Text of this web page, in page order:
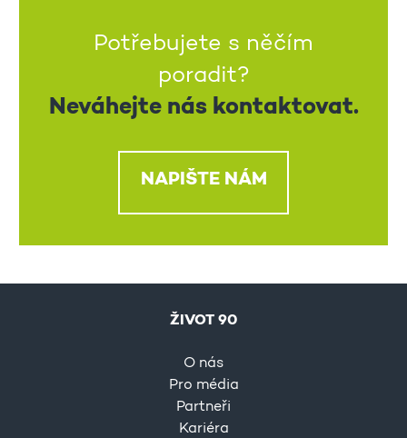
Potřebujete s něčím
poradit?
Neváhejte nás kontaktovat.
NAPIŠTE NÁM
ŽIVOT 90
O nás
Pro média
Partneři
Kariéra